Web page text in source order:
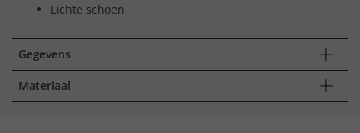
Lichte schoen
Gegevens
Materiaal